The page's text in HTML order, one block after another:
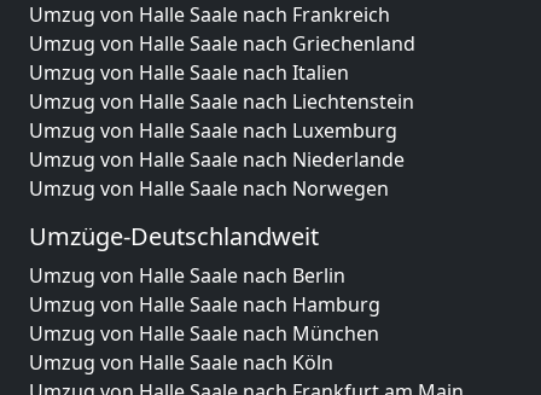
Umzug von Halle Saale nach Frankreich
Umzug von Halle Saale nach Griechenland
Umzug von Halle Saale nach Italien
Umzug von Halle Saale nach Liechtenstein
Umzug von Halle Saale nach Luxemburg
Umzug von Halle Saale nach Niederlande
Umzug von Halle Saale nach Norwegen
Umzüge-Deutschlandweit
Umzug von Halle Saale nach Berlin
Umzug von Halle Saale nach Hamburg
Umzug von Halle Saale nach München
Umzug von Halle Saale nach Köln